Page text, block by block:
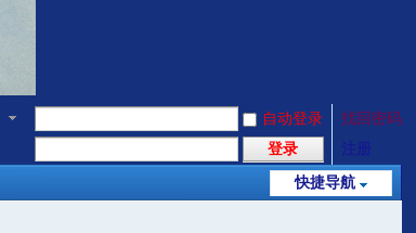
自动登录
找回密码
登录
快捷导航